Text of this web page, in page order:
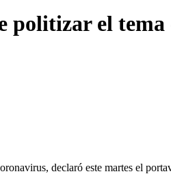
politizar el
declaró este martes el